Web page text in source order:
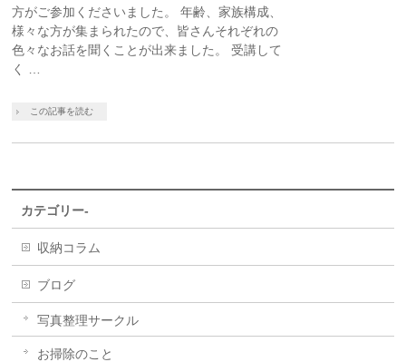
方がご参加くださいました。 年齢、家族構成、
様々な方が集まられたので、皆さんそれぞれの
色々なお話を聞くことが出来ました。 受講して
く …
この記事を読む
カテゴリー-
収納コラム
ブログ
写真整理サークル
お掃除のこと